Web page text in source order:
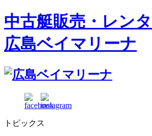
中古艇販売・レン
広島ベイマリーナ
トピックス